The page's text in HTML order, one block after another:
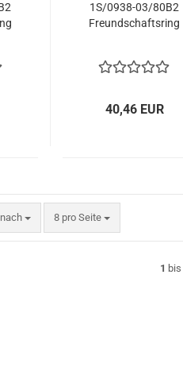
1S/0938-03/80B2
Freundschaftsring
40,46 EUR
8 pro Seite
pro Seite
1 bis